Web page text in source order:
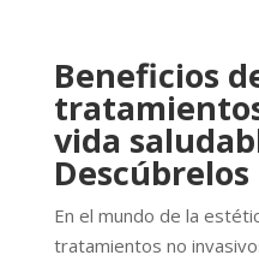
Beneficios
vida
Descúbrelos
En el mundo de la
tratamientos no